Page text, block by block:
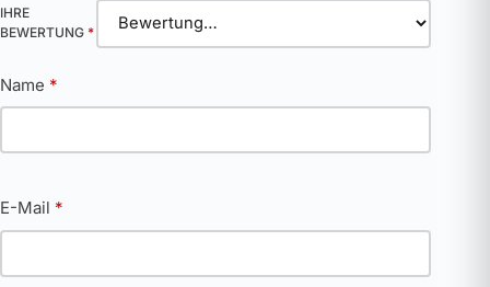
IHRE
BEWERTUNG *
Name *
E-Mail *